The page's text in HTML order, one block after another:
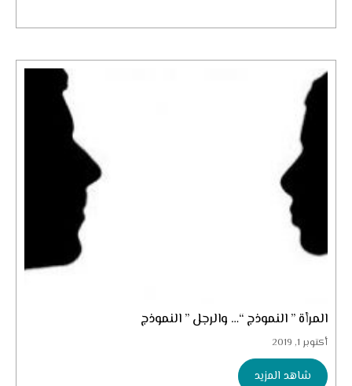
المرأة ” النموذج “… والرجل ” النموذج
أكتوبر 1, 2019
شاهد المزيد